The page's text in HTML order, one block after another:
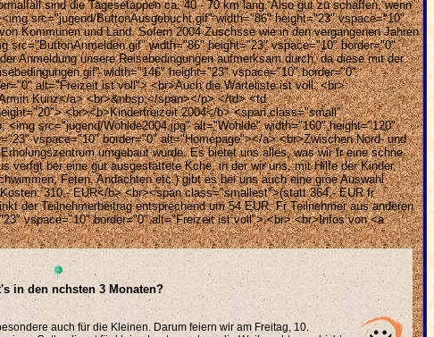
sind die Tagesetappen ca. 40 - 70 km lang. Also gut zu schaffen, wenn
src="jugend/ButtonAusgebucht.gif" width="86" height="23" vspace="10"
Kommunen und Land. Sofern 2004 Zuschsse wie in den vergangenen Jahren
src="ButtonAnmelden.gif" width="86" height="23" vspace="10" border="0"
Anmeldung unsere Reisebedingungen aufmerksam durch, da diese mit der
width="146" height="23" vspace="10" border="0"
alt="Freizeit ist voll"> <br>Auch die Warteliste ist voll. <br>
Kunz</a> <br>&nbsp;</span></p> </td> <td
<br><b>Kinderfreizeit 2004</b> <span class="small"
src="jugend/Wohlde2004.jpg" alt="Wohlde" width="160" height="120"
vspace="10" border="0" alt="Homepage"></a> <br>Zwischen Nord- und
umgebaut wurde. Es bietet uns alles, was wir fr eine schne
verfgt ber eine gut ausgestattete Kche, in der wir uns, mit Hilfe der Kinder,
Feten, Andachten etc.) gibt es bei uns auch eine groe Auswahl
310,- EUR</b> <br><span class="smallest">(statt 364,- EUR fr
der Teilnehmerbeitrag entsprechend um 54 EUR. Fr Teilnehmer aus anderen
vspace="10" border="0" alt="Freizeit ist voll"> <br> <br>Infos von <a
in den nchsten 3 Monaten?
auch für die Kleinen. Darum feiern wir am Freitag, 10.